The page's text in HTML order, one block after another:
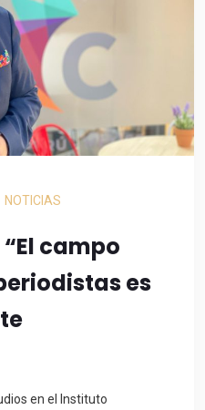
NOTICIAS
campo
es
en el Instituto